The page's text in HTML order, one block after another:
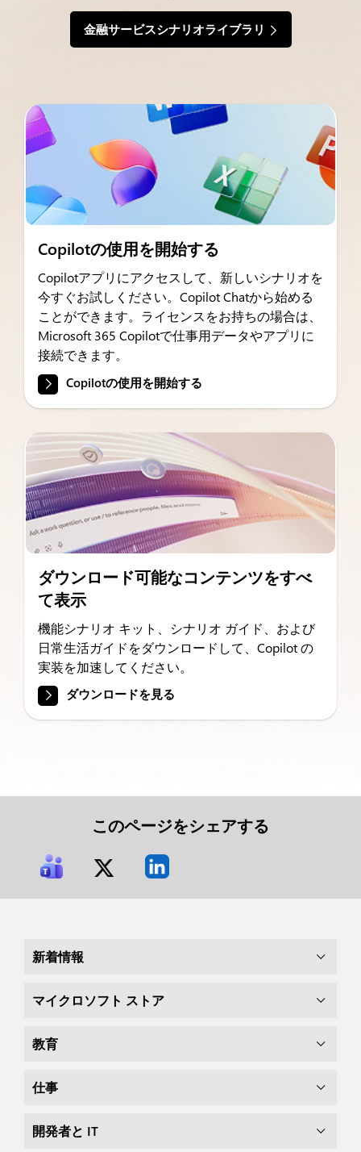
金融サービスシナリオライブラリ
Copilotの使用を開始する
Copilotアプリにアクセスして、新しいシナリオを
今すぐお試しください。Copilot Chatから始める
ことができます。ライセンスをお持ちの場合は、
Microsoft 365 Copilotで仕事用データやアプリに
接続できます。
Copilotの使用を開始する
ダウンロード可能なコンテンツをすべ
て表示
機能シナリオ キット、シナリオ ガイド、および
日常生活ガイドをダウンロードして、Copilot の
実装を加速してください。
ダウンロードを見る
このページをシェアする
新着情報
マイクロソフト ストア
教育
仕事
開発者と IT